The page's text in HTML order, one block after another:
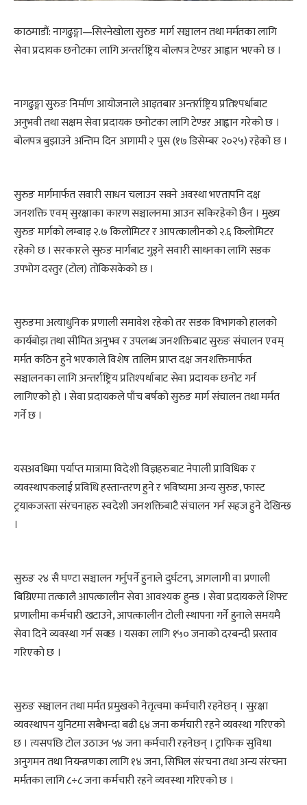
काठमाडौं: नागढुङ्गा—सिस्नेखोला सुरुङ मार्ग सञ्चालन तथा मर्मतका लागि
सेवा प्रदायक छनोटका लागि अन्तर्राष्ट्रिय बोलपत्र टेण्डर आह्वान भएको छ ।
नागढुङ्गा सुरुङ निर्माण आयोजनाले आइतबार अन्तर्राष्ट्रिय प्रतिश्पर्धाबाट
अनुभवी तथा सक्षम सेवा प्रदायक छनोटका लागि टेण्डर आह्वान गरेको छ ।
बोलपत्र बुझाउने अन्तिम दिन आगामी २ पुस (१७ डिसेम्बर २०२५) रहेको छ ।
सुरुङ मार्गमार्फत सवारी साधन चलाउन सक्ने अवस्था भएतापनि दक्ष
जनशक्ति एवम् सुरक्षाका कारण सञ्चालनमा आउन सकिरहेको छैन । मुख्य
सुरुङ मार्गको लम्बाइ २.७ किलोमिटर र आपत्कालीनको २.६ किलोमिटर
रहेको छ । सरकारले सुरुङ मार्गबाट गुड्ने सवारी साधनका लागि सडक
उपभोग दस्तुर (टोल) तोकिसकेको छ ।
सुरुङमा अत्याधुनिक प्रणाली समावेश रहेको तर सडक विभागको हालको
कार्यबोझ तथा सीमित अनुभव र उपलब्ध जनशक्तिबाट सुरुङ संचालन एवम्
मर्मत कठिन हुने भएकाले विशेष तालिम प्राप्त दक्ष जनशक्तिमार्फत
सञ्चालनका लागि अन्तर्राष्ट्रिय प्रतिश्पर्धाबाट सेवा प्रदायक छनोट गर्न
लागिएको हो । सेवा प्रदायकले पाँच बर्षको सुरुङ मार्ग संचालन तथा मर्मत
गर्ने छ ।
यसअवधिमा पर्याप्त मात्रामा विदेशी विज्ञहरुबाट नेपाली प्राविधिक र
व्यवस्थापकलाई प्रविधि हस्तान्तरण हुने र भविष्यमा अन्य सुरुङ, फास्ट
ट्रयाकजस्ता संरचनाहरु स्वदेशी जनशक्तिबाटै संचालन गर्न सहज हुने देखिन्छ
।
सुरुङ २४ सै घण्टा सञ्चालन गर्नुपर्ने हुनाले दुर्घटना, आगलागी वा प्रणाली
बिग्रिएमा तत्कालै आपत्कालीन सेवा आवश्यक हुन्छ । सेवा प्रदायकले शिफ्ट
प्रणालीमा कर्मचारी खटाउने, आपत्कालीन टोली स्थापना गर्ने हुनाले समयमै
सेवा दिने व्यवस्था गर्न सक्छ । यसका लागि १५० जनाको दरबन्दी प्रस्ताव
गरिएको छ ।
सुरुङ सञ्चालन तथा मर्मत प्रमुखको नेतृत्वमा कर्मचारी रहनेछन् । सुरक्षा
व्यवस्थापन युनिटमा सबैभन्दा बढी ६४ जना कर्मचारी रहने व्यवस्था गरिएको
छ । त्यसपछि टोल उठाउन ५४ जना कर्मचारी रहनेछन् । ट्राफिक सुविधा
अनुगमन तथा नियन्त्रणका लागि १४ जना, सिभिल संरचना तथा अन्य संरचना
मर्मतका लागि ८÷८ जना कर्मचारी रहने व्यवस्था गरिएको छ ।